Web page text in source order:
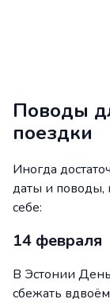
Поводы
поездки
Иногда
даты и поводы,
себе:
14 февраля
В Эстонии
сбежать